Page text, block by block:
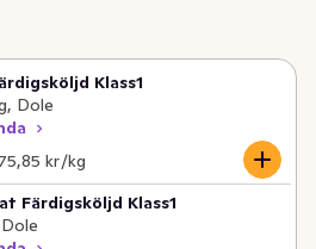
Klass1
Dole
pris är: 17,93 kr
kr /kg
kr /kg
Färdigsköljd Klass1